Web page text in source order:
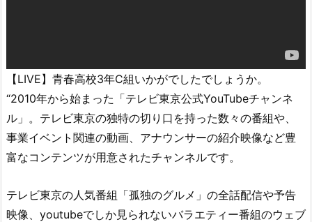
【LIVE】青春高校3年C組いかがでしたでしょうか。
“2010年から始まった「テレビ東京公式YouTubeチャンネ
ル」。テレビ東京の独特の切り口を持った数々の番組や、
事業イベント関連の動画、アナウンサーの紹介映像など豊
富なコンテンツが用意されたチャンネルです。
テレビ東京の人気番組「孤独のグルメ」の全話配信や予告
映像、youtubeでしか見られないバラエティー番組のウェブ